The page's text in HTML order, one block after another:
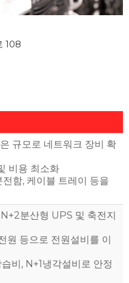
108
규모로 네트워크 장비 확
비용 최소화
함, 케이블 트레이 등을
분산형 UPS 및 축전지
원 등으로 전원설비를 이
비, N+1냉각설비로 안정